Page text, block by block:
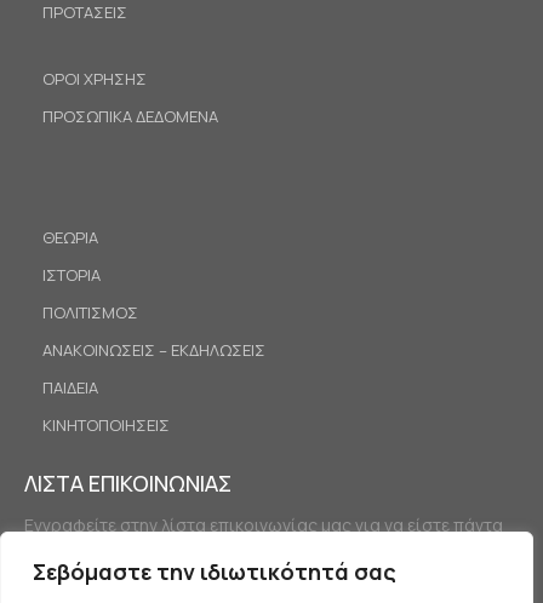
Σεβόμαστε την ιδιωτικότητά σας
ΠΡΟΤΑΣΕΙΣ
ΟΡΟΙ ΧΡΗΣΗΣ
ΠΡΟΣΩΠΙΚΑ ΔΕΔΟΜΕΝΑ
ΘΕΩΡΙΑ
ΙΣΤΟΡΙΑ
ΠΟΛΙΤΙΣΜΟΣ
ΑΝΑΚΟΙΝΩΣΕΙΣ – ΕΚΔΗΛΩΣΕΙΣ
ΠΑΙΔΕΙΑ
ΚΙΝΗΤΟΠΟΙΗΣΕΙΣ
ΛΙΣΤΑ ΕΠΙΚΟΙΝΩΝΙΑΣ
Εγγραφείτε στην λίστα επικοινωνίας μας για να είστε πάντα